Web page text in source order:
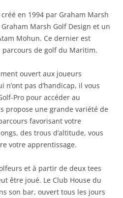
en 1994 par Graham Marsh
Marsh Golf Design et un
Mohun. Ce dernier est
de golf du Maritim.
ouvert aux joueurs
pas d’handicap, il vous
Pro pour accéder au
propose une grande variété de
favorisant votre
des trous d’altitude, vous
votre apprentissage.
et à partir de deux tees
être joué. Le Club House du
son bar, ouvert tous les jours